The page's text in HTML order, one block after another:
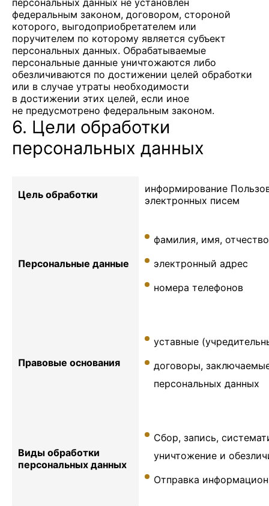
персональных данных не установлен
федеральным законом, договором, стороной
которого, выгодоприобретателем или
поручителем по которому является субъект
персональных данных. Обрабатываемые
персональные данные уничтожаются либо
обезличиваются по достижении целей обработки
или в случае утраты необходимости
в достижении этих целей, если иное
не предусмотрено федеральным законом.
6. Цели обработки
персональных данных
Цель обработки
информирование
электронных писем
Персональные данные
фамилия, имя, отчество
электронный адрес
номера телефонов
Правовые основания
уставные
договоры,
персональных данных
Виды обработки
персональных данных
Сбор, запись,
уничтожение и
Отправка